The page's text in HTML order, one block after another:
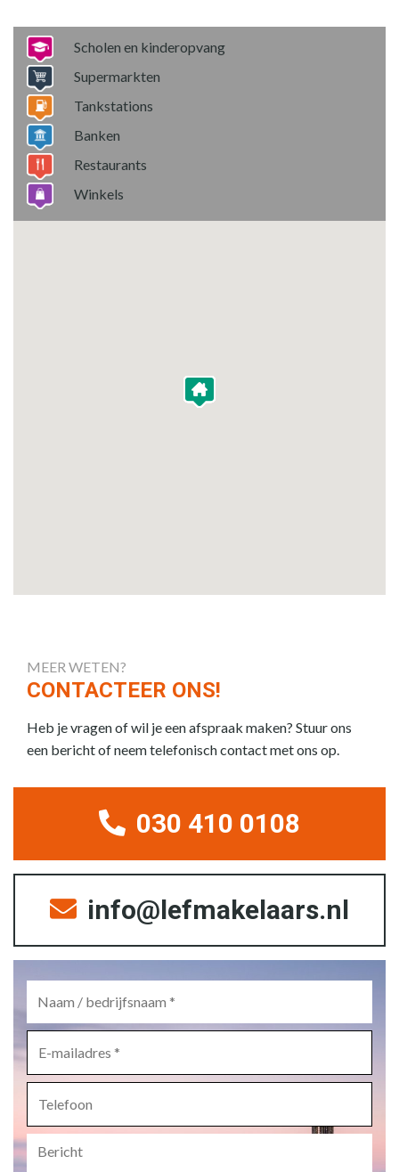
Scholen en kinderopvang
Supermarkten
Tankstations
Banken
Restaurants
Winkels
MEER WETEN?
CONTACTEER ONS!
Heb je vragen of wil je een afspraak maken? Stuur ons
een bericht of neem telefonisch contact met ons op.
030 410 0108
info@lefmakelaars.nl
mailadres *